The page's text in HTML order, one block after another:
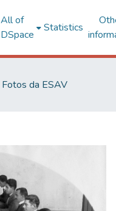
All of
DSpace
Statistics
Fotos da ESAV